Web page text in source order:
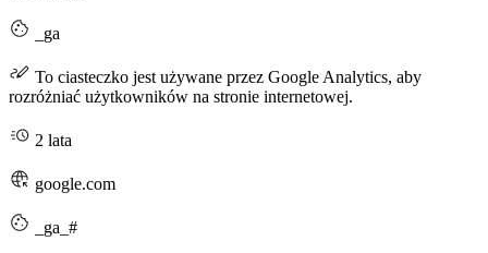
_ga
To ciasteczko jest używane przez Google Analytics, aby
rozróżniać użytkowników na stronie internetowej.
2 lata
google.com
_ga_#